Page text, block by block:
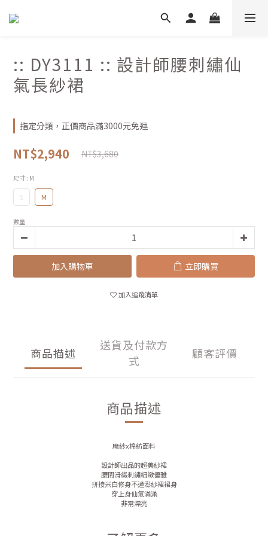
:: DY3111 :: 設計師腰刺繡仙
氣長紗裙
指定分類，正價商品滿3000元免運
NT$2,940 NT$3,680
尺寸: M
S M
數量
加入購物車 立即購買
加入追蹤清單
商品描述
送貨及付款方
式
顧客評價
商品描述
麻紗x棉紡面料
設計師出品的超美紗裙
腰間滑緞刺繡細緻優雅
拼接米白修身不過澎紗裙裙身
穿上身仙氣滿滿
非常漂亮